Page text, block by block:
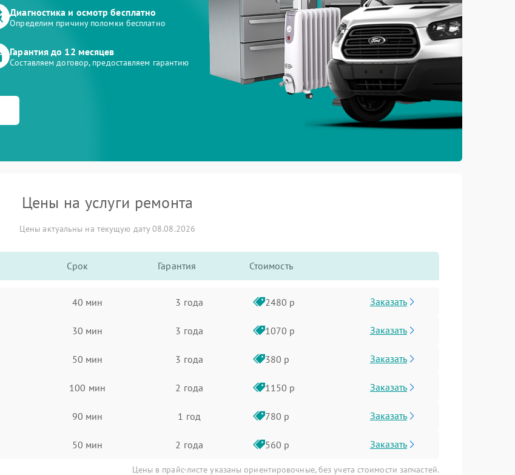
Диагностика и осмотр бесплатно
Определим причину поломки бесплатно
Гарантия до 12 месяцев
Составляем договор, предоставляем гарантию
Цены на услуги ремонта
Цены актуальны на текущую дату 08.08.2026
Срок Гарантия Стоимость
40 мин 3 года 2480 р Заказать
30 мин 3 года 1070 р Заказать
50 мин 3 года 380 р Заказать
100 мин 2 года 1150 р Заказать
90 мин 1 год 780 р Заказать
50 мин 2 года 560 р Заказать
Цены в прайс-листе указаны ориентировочные, без учета стоимости запчастей.